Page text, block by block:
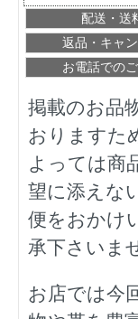
配送・送
返品・キャ
お電話での
掲載のお品
おりますた
よっては商
望に添えな
便をおかけ
承下さいま
お店では今